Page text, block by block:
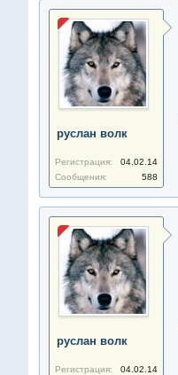
руслан волк
Регистрация:
04.02.14
Сообщения:
588
руслан волк
Регистрация:
04.02.14